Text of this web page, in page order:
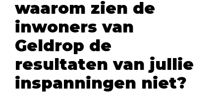
waarom zien de
inwoners van
Geldrop de
resultaten van jullie
inspanningen niet?